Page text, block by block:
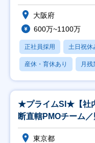
以上
大阪府
600万~1100万
正社員採用 土日祝休
産休・育休あり 月残
★プライムSI★【社
断直轄PMOチーム
東京都